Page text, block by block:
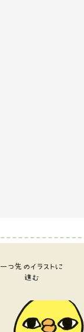
一つ先のイラストに
進む